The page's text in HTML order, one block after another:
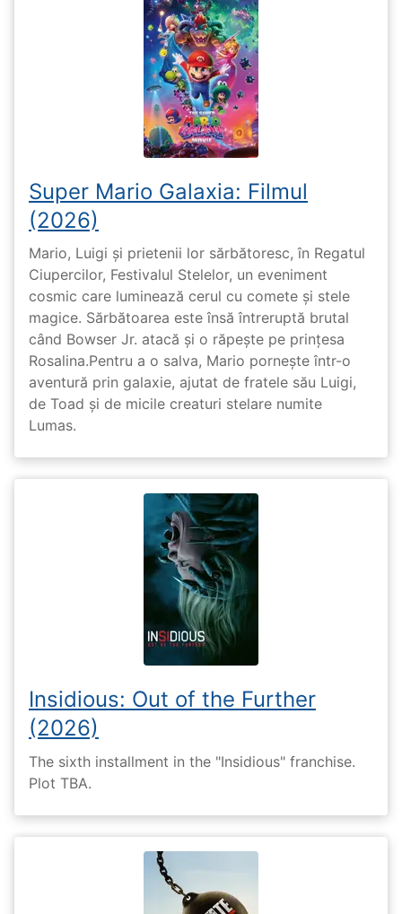
Super Mario Galaxia: Filmul
(2026)
Mario, Luigi și prietenii lor sărbătoresc, în Regatul
Ciupercilor, Festivalul Stelelor, un eveniment
cosmic care luminează cerul cu comete și stele
magice. Sărbătoarea este însă întreruptă brutal
când Bowser Jr. atacă și o răpește pe prinţesa
Rosalina.Pentru a o salva, Mario pornește într-o
aventură prin galaxie, ajutat de fratele său Luigi,
de Toad și de micile creaturi stelare numite
Lumas.
Insidious: Out of the Further
(2026)
The sixth installment in the "Insidious" franchise.
Plot TBA.